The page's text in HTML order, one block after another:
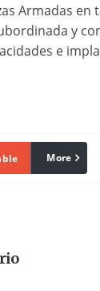
Armadas
y
e
linkedin
More